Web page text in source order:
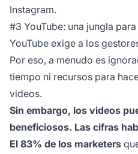
Instagram.
#3 YouTube: una jungla
YouTube exige a los
Por eso, a menudo es
tiempo ni recursos para
videos.
Sin embargo, los videos
beneficiosos. Las cifras
El 83% de los marketers